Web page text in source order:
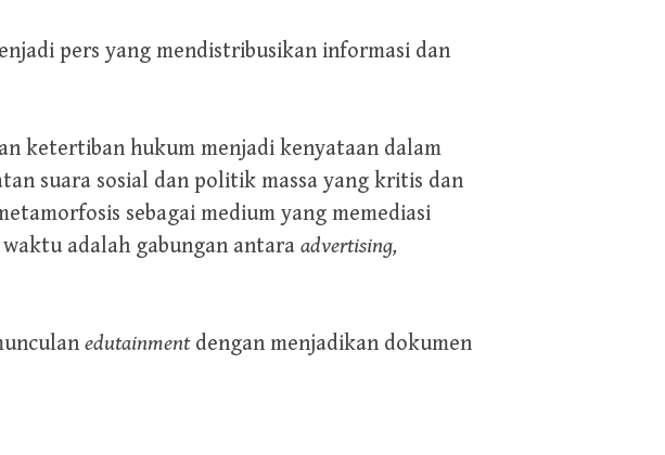
pers yang mendistribusikan informasi dan
ketertiban hukum menjadi kenyataan dalam
suara sosial dan politik massa yang kritis dan
sebagai medium yang memediasi
adalah gabungan antara advertising,
edutainmentdengan menjadikan dokumen